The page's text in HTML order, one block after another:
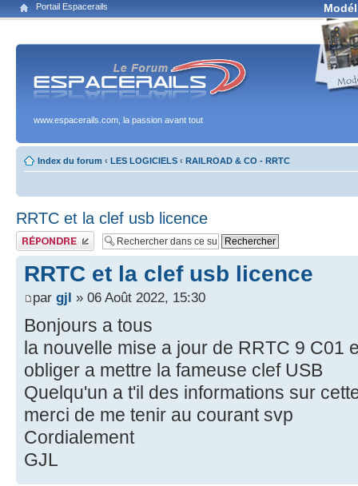
Portail Espacerails
www.espacerails.com, la passion avant tout
Index du forum ‹ LES LOGICIELS ‹ RAILROAD & CO - RRTC
RRTC et la clef usb licence
Publier une réponse
RRTC et la clef usb licence
par gjl » 06 Août 2022, 15:30
Bonjours a tous
la nouvelle mise a jour de RRTC 9 C01
obliger a mettre la fameuse clef USB
Quelqu'un a t'il des informations sur
merci de me tenir au courant svp
Cordialement
GJL